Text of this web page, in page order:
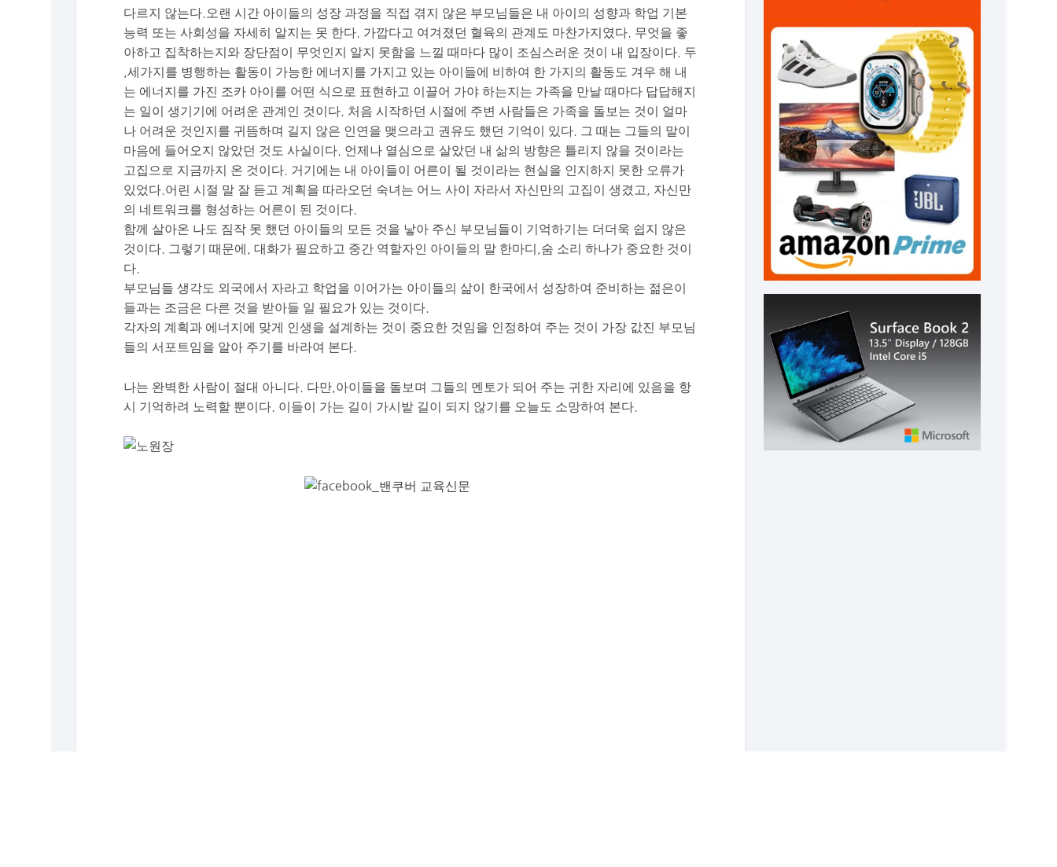
다르지 않는다.오랜 시간 아이들의 성장 과정을 직접 겪지 않은 부모님들은 내 아이의 성향과 학업 기본
능력 또는 사회성을 자세히 알지는 못 한다. 가깝다고 여겨졌던 혈육의 관계도 마찬가지였다. 무엇을 좋
아하고 집착하는지와 장단점이 무엇인지 알지 못함을 느낄 때마다 많이 조심스러운 것이 내 입장이다. 두
,세가지를 병행하는 활동이 가능한 에너지를 가지고 있는 아이들에 비하여 한 가지의 활동도 겨우 해 내
는 에너지를 가진 조카 아이를 어떤 식으로 표현하고 이끌어 가야 하는지는 가족을 만날 때마다 답답해지
는 일이 생기기에 어려운 관계인 것이다. 처음 시작하던 시절에 주변 사람들은 가족을 돌보는 것이 얼마
나 어려운 것인지를 귀뜸하며 길지 않은 인연을 맺으라고 권유도 했던 기억이 있다. 그 때는 그들의 말이
마음에 들어오지 않았던 것도 사실이다. 언제나 열심으로 살았던 내 삶의 방향은 틀리지 않을 것이라는
고집으로 지금까지 온 것이다. 거기에는 내 아이들이 어른이 될 것이라는 현실을 인지하지 못한 오류가
있었다.어린 시절 말 잘 듣고 계획을 따라오던 숙녀는 어느 사이 자라서 자신만의 고집이 생겼고, 자신만
의 네트워크를 형성하는 어른이 된 것이다.
함께 살아온 나도 짐작 못 했던 아이들의 모든 것을 낳아 주신 부모님들이 기억하기는 더더욱 쉽지 않은
것이다. 그렇기 때문에, 대화가 필요하고 중간 역할자인 아이들의 말 한마디,숨 소리 하나가 중요한 것이
다.
부모님들 생각도 외국에서 자라고 학업을 이어가는 아이들의 삶이 한국에서 성장하여 준비하는 젊은이
들과는 조금은 다른 것을 받아들 일 필요가 있는 것이다.
각자의 계획과 에너지에 맞게 인생을 설계하는 것이 중요한 것임을 인정하여 주는 것이 가장 값진 부모님
들의 서포트임을 알아 주기를 바라여 본다.
나는 완벽한 사람이 절대 아니다. 다만,아이들을 돌보며 그들의 멘토가 되어 주는 귀한 자리에 있음을 항
시 기억하려 노력할 뿐이다. 이들이 가는 길이 가시밭 길이 되지 않기를 오늘도 소망하여 본다.